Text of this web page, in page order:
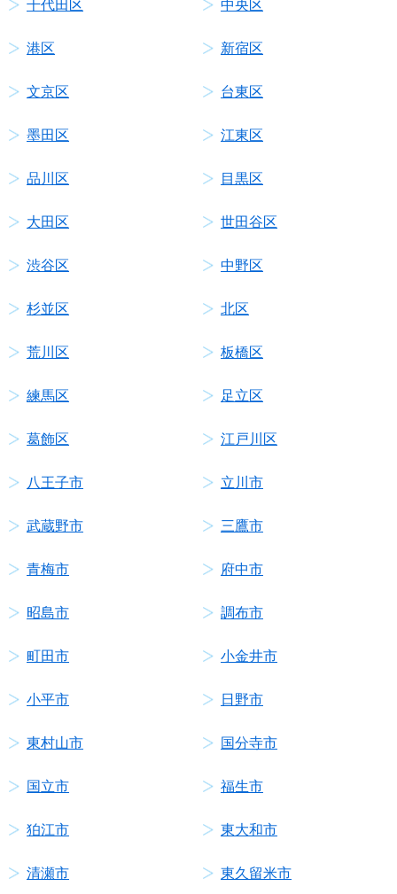
千代田区 中央区
港区 新宿区
文京区 台東区
墨田区 江東区
品川区 目黒区
大田区 世田谷区
渋谷区 中野区
杉並区 北区
荒川区 板橋区
練馬区 足立区
葛飾区 江戸川区
八王子市 立川市
武蔵野市 三鷹市
青梅市 府中市
昭島市 調布市
町田市 小金井市
小平市 日野市
東村山市 国分寺市
国立市 福生市
狛江市 東大和市
清瀬市 東久留米市